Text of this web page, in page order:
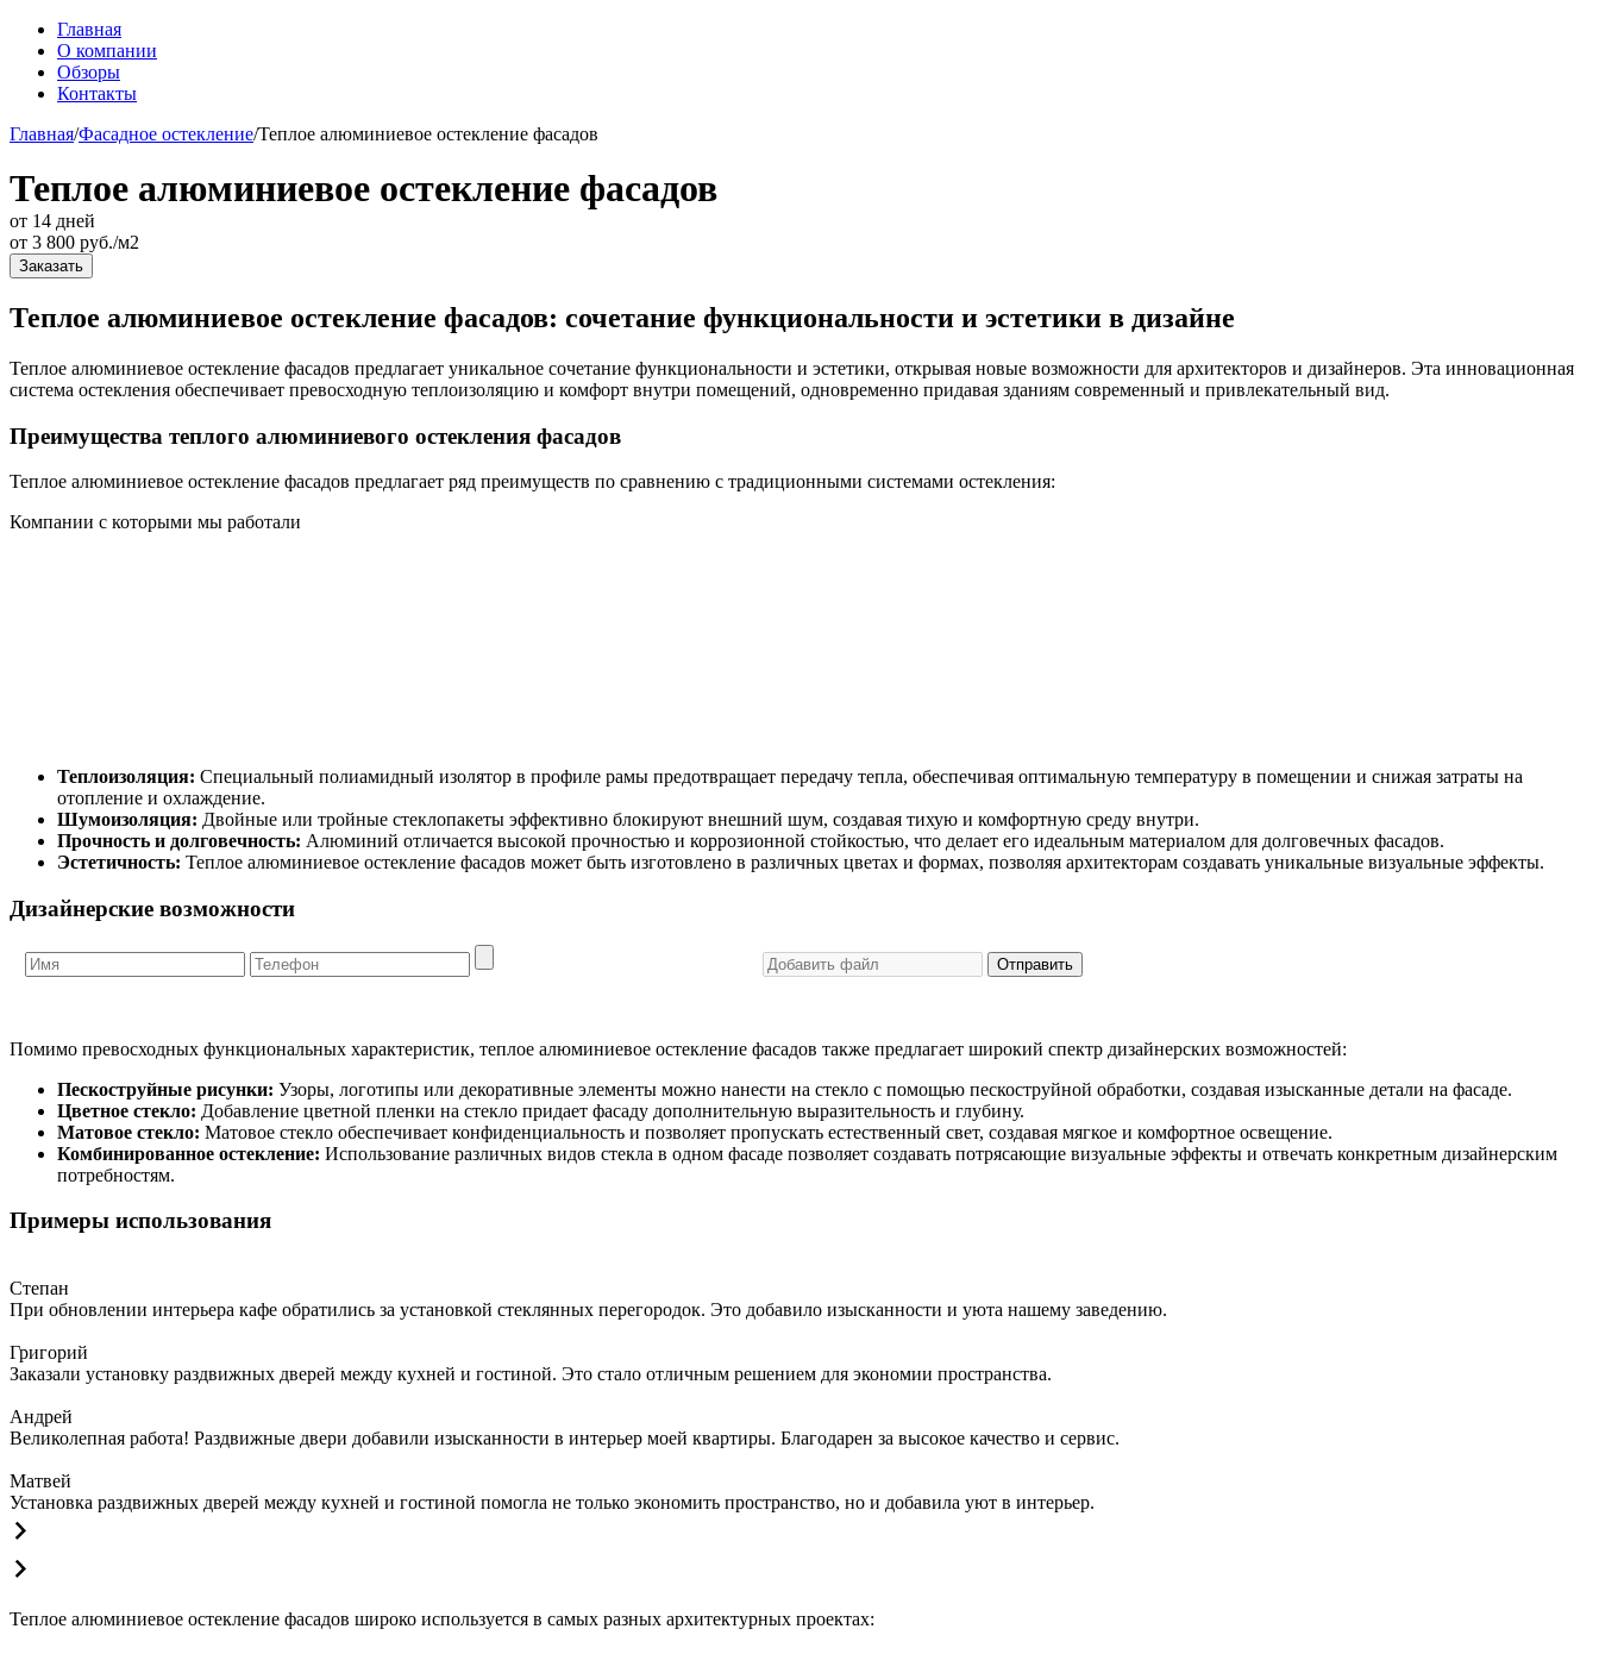
Главная
О компании
Обзоры
Контакты
Главная/Фасадное остекление/Теплое алюминиевое остекление фасадов
Теплое алюминиевое остекление фасадов
от 14 дней
от 3 800 руб./м2
Заказать
Теплое алюминиевое остекление фасадов: сочетание функциональности и эстетики в дизайне
Теплое алюминиевое остекление фасадов предлагает уникальное сочетание функциональности и эстетики, открывая новые возможности для архитекторов и дизайнеров. Эта инновационная
система остекления обеспечивает превосходную теплоизоляцию и комфорт внутри помещений, одновременно придавая зданиям современный и привлекательный вид.
Преимущества теплого алюминиевого остекления фасадов
Теплое алюминиевое остекление фасадов предлагает ряд преимуществ по сравнению с традиционными системами остекления:
Компании с которыми мы работали
Теплоизоляция: Специальный полиамидный изолятор в профиле рамы предотвращает передачу тепла, обеспечивая оптимальную температуру в помещении и снижая затраты на
отопление и охлаждение.
Шумоизоляция: Двойные или тройные стеклопакеты эффективно блокируют внешний шум, создавая тихую и комфортную среду внутри.
Прочность и долговечность: Алюминий отличается высокой прочностью и коррозионной стойкостью, что делает его идеальным материалом для долговечных фасадов.
Эстетичность: Теплое алюминиевое остекление фасадов может быть изготовлено в различных цветах и формах, позволяя архитекторам создавать уникальные визуальные эффекты.
Дизайнерские возможности
Отправить
Помимо превосходных функциональных характеристик, теплое алюминиевое остекление фасадов также предлагает широкий спектр дизайнерских возможностей:
Пескоструйные рисунки: Узоры, логотипы или декоративные элементы можно нанести на стекло с помощью пескоструйной обработки, создавая изысканные детали на фасаде.
Цветное стекло: Добавление цветной пленки на стекло придает фасаду дополнительную выразительность и глубину.
Матовое стекло: Матовое стекло обеспечивает конфиденциальность и позволяет пропускать естественный свет, создавая мягкое и комфортное освещение.
Комбинированное остекление: Использование различных видов стекла в одном фасаде позволяет создавать потрясающие визуальные эффекты и отвечать конкретным дизайнерским
потребностям.
Примеры использования
Степан
При обновлении интерьера кафе обратились за установкой стеклянных перегородок. Это добавило изысканности и уюта нашему заведению.
Григорий
Заказали установку раздвижных дверей между кухней и гостиной. Это стало отличным решением для экономии пространства.
Андрей
Великолепная работа! Раздвижные двери добавили изысканности в интерьер моей квартиры. Благодарен за высокое качество и сервис.
Матвей
Установка раздвижных дверей между кухней и гостиной помогла не только экономить пространство, но и добавила уют в интерьер.
Теплое алюминиевое остекление фасадов широко используется в самых разных архитектурных проектах: